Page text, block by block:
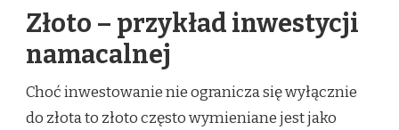
Złoto – przykład inwestycji
namacalnej
Choć inwestowanie nie ogranicza się wyłącznie
do złota to złoto często wymieniane jest jako